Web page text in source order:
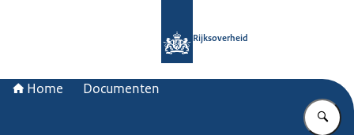
Rijksoverheid
Home Documenten